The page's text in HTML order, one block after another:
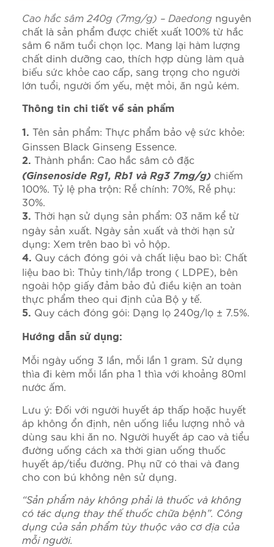
Cao hắc sâm 240g (7mg/g) – Daedong nguyên
chất là sản phẩm được chiết xuất 100% từ hắc
sâm 6 năm tuổi chọn lọc. Mang lại hàm lượng
chất dinh dưỡng cao, thích hợp dùng làm quà
biếu sức khỏe cao cấp, sang trọng cho người
lớn tuổi, người ốm yếu, mệt mỏi, ăn ngủ kém.
Thông tin chi tiết về sản phẩm
1. Tên sản phẩm: Thực phẩm bảo vệ sức khỏe:
Ginssen Black Ginseng Essence.
2. Thành phần: Cao hắc sâm cô đặc
(Ginsenoside Rg1, Rb1 và Rg3 7mg/g)chiếm
100%. Tỷ lệ pha trộn: Rễ chính: 70%, Rễ phụ:
30%.
3. Thời hạn sử dụng sản phẩm: 03 năm kể từ
ngày sản xuất. Ngày sản xuất và thời hạn sử
dụng: Xem trên bao bì vỏ hộp.
4. Quy cách đóng gói và chất liệu bao bì: Chất
liệu bao bì: Thủy tinh/lắp trong ( LDPE), bên
ngoài hộp giấy đảm bảo đủ điều kiện an toàn
thực phẩm theo qui định của Bộ y tế.
5. Quy cách đóng gói: Dạng lọ 240g/lọ ± 7.5%.
Hướng dẫn sử dụng:
Mỗi ngày uống 3 lần, mỗi lần 1 gram. Sử dụng
thìa đi kèm mỗi lần pha 1 thìa với khoảng 80ml
nước ấm.
Lưu ý: Đối với người huyết áp thấp hoặc huyết
áp không ổn định, nên uống liều lượng nhỏ và
dùng sau khi ăn no. Người huyết áp cao và tiểu
đường uống cách xa thời gian uống thuốc
huyết áp/tiểu đường. Phụ nữ có thai và đang
cho con bú không nên sử dụng.
“Sản phẩm này không phải là thuốc và không
có tác dụng thay thế thuốc chữa bệnh”. Công
dụng của sản phẩm tùy thuộc vào cơ địa của
mỗi người.